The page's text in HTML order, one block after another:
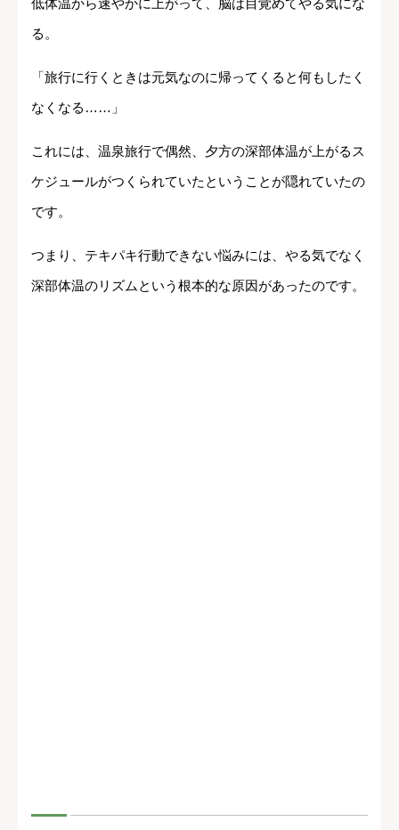
低体温から速やかに上がって、脳は目覚めてやる気にな
る。
「旅行に行くときは元気なのに帰ってくると何もしたく
なくなる……」
これには、温泉旅行で偶然、夕方の深部体温が上がるス
ケジュールがつくられていたということが隠れていたの
です。
つまり、テキパキ行動できない悩みには、やる気でなく
深部体温のリズムという根本的な原因があったのです。